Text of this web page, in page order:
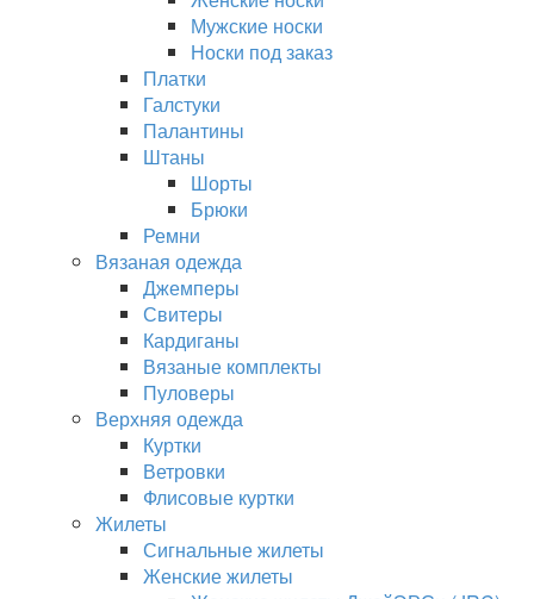
Мужские носки
Носки под заказ
Платки
Галстуки
Палантины
Штаны
Шорты
Брюки
Ремни
Вязаная одежда
Джемперы
Свитеры
Кардиганы
Вязаные комплекты
Пуловеры
Верхняя одежда
Куртки
Ветровки
Флисовые куртки
Жилеты
Сигнальные жилеты
Женские жилеты